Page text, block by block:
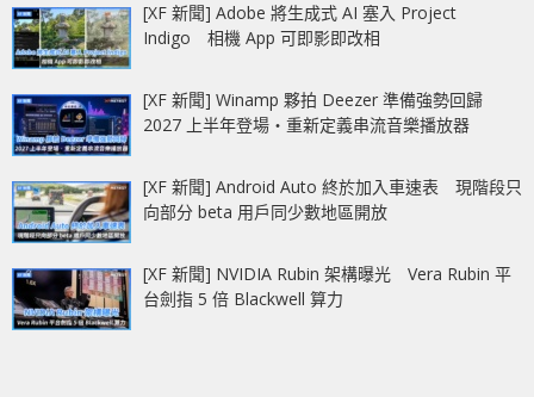
[XF 新聞] Adobe 將生成式 AI 塞入 Project
Indigo 相機 App 可即影即改相
[XF 新聞] Winamp 夥拍 Deezer 準備強勢回歸
2027 上半年登場‧重新定義串流音樂播放器
[XF 新聞] Android Auto 終於加入車速表 現階段只
向部分 beta 用戶同少數地區開放
[XF 新聞] NVIDIA Rubin 架構曝光 Vera Rubin 平
台劍指 5 倍 Blackwell 算力